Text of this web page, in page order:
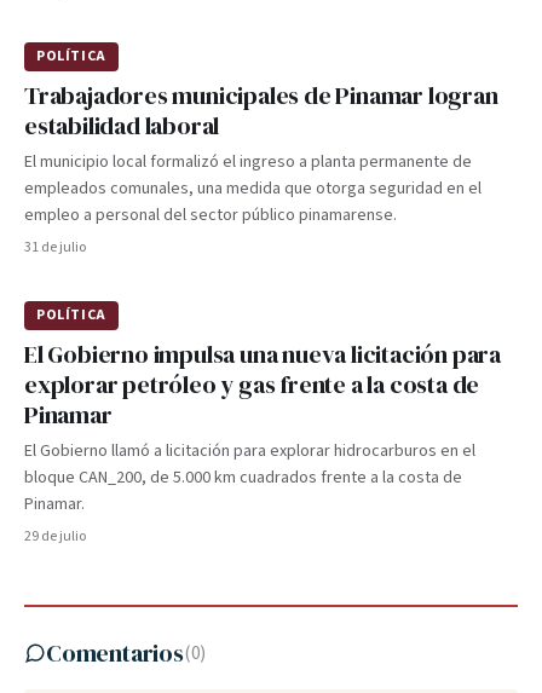
POLÍTICA
Trabajadores municipales de Pinamar logran
estabilidad laboral
El municipio local formalizó el ingreso a planta permanente de
empleados comunales, una medida que otorga seguridad en el
empleo a personal del sector público pinamarense.
31 de julio
POLÍTICA
El Gobierno impulsa una nueva licitación para
explorar petróleo y gas frente a la costa de
Pinamar
El Gobierno llamó a licitación para explorar hidrocarburos en el
bloque CAN_200, de 5.000 km cuadrados frente a la costa de
Pinamar.
29 de julio
Comentarios(0)